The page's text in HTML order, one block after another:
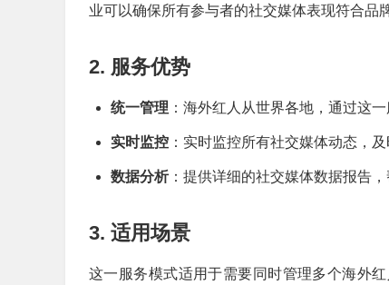
业可以确保所有参与者的社交媒体表现符合品
2. 服务优势
统一管理 ：海外红人从世界各地，通过这
实时监控 ：实时监控所有社交媒体动态，
数据分析：提供详细的社交媒体数据报告
3. 适用场景
这一服务模式适用于需要同时管理多个海外